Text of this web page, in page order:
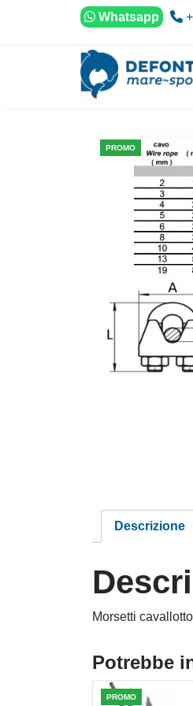
Vai al contenuto
Whatsapp
PROMO
Descrizione
Morsetti
Potrebbe
PROMO